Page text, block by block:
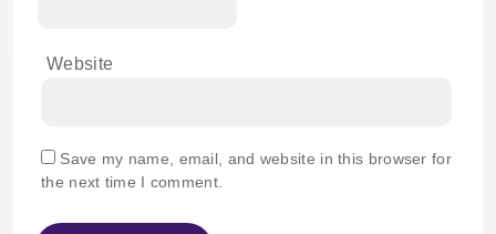
Website
Save my name, email, and website in this browser for
the next time I comment.